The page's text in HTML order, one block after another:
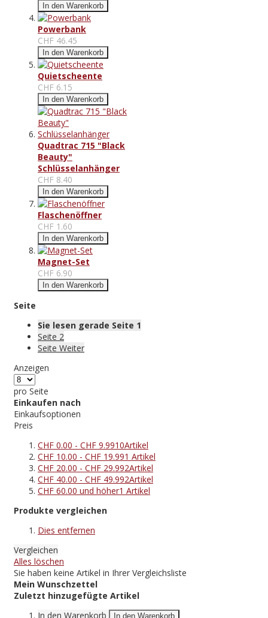
In den Warenkorb
Powerbank
CHF 46.45
In den Warenkorb
Quietscheente
CHF 6.15
In den Warenkorb
Quadtrac 715 "Black
Beauty"
Schlüsselanhänger
CHF 8.40
In den Warenkorb
Flaschenöffner
CHF 1.60
In den Warenkorb
Magnet-Set
CHF 6.90
In den Warenkorb
Seite
Sie lesen gerade Seite 1
Seite 2
Seite Weiter
Anzeigen
pro Seite
Einkaufen nach
Einkaufsoptionen
Preis
CHF 0.00 - CHF 9.9910Artikel
CHF 10.00 - CHF 19.991 Artikel
CHF 20.00 - CHF 29.992Artikel
CHF 40.00 - CHF 49.992Artikel
CHF 60.00 und höher1 Artikel
Produkte vergleichen
Dies entfernen
Vergleichen
Alles löschen
Sie haben keine Artikel in Ihrer Vergleichsliste
Mein Wunschzettel
Zuletzt hinzugefügte Artikel
In den Warenkorb
In den Warenkorb